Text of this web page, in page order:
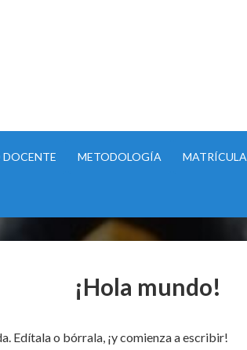
METODOLOGÍA MATRÍCULA
¡Hola mundo!
Edítala o bórrala, ¡y comienza a escribir!